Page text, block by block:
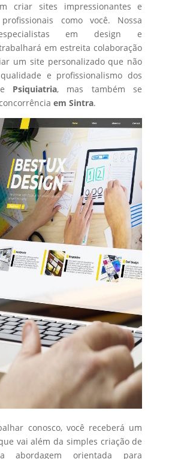
criar sites impressionantes e
como você. Nossa
em design e
em estreita colaboração
um site personalizado que não
e profissionalismo dos
Psiquiatria, mas também se
em Sintra.
conosco, você receberá um
vai além da simples criação de
abordagem orientada para